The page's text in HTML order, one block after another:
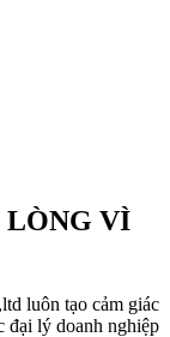
LÒNG VÌ
luôn tạo cảm giác
đại lý doanh nghiệp